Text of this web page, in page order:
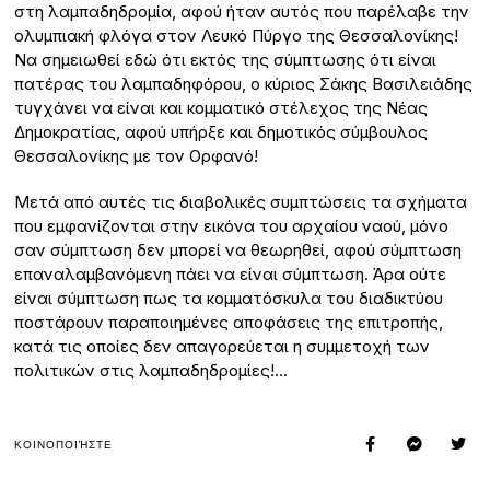
στη λαμπαδηδρομία, αφού ήταν αυτός που παρέλαβε την
ολυμπιακή φλόγα στον Λευκό Πύργο της Θεσσαλονίκης!
Να σημειωθεί εδώ ότι εκτός της σύμπτωσης ότι είναι
πατέρας του λαμπαδηφόρου, ο κύριος Σάκης Βασιλειάδης
τυγχάνει να είναι και κομματικό στέλεχος της Νέας
Δημοκρατίας, αφού υπήρξε και δημοτικός σύμβουλος
Θεσσαλονίκης με τον Ορφανό!
Μετά από αυτές τις διαβολικές συμπτώσεις τα σχήματα
που εμφανίζονται στην εικόνα του αρχαίου ναού, μόνο
σαν σύμπτωση δεν μπορεί να θεωρηθεί, αφού σύμπτωση
επαναλαμβανόμενη πάει να είναι σύμπτωση. Άρα ούτε
είναι σύμπτωση πως τα κομματόσκυλα του διαδικτύου
ποστάρουν παραποιημένες αποφάσεις της επιτροπής,
κατά τις οποίες δεν απαγορεύεται η συμμετοχή των
πολιτικών στις λαμπαδηδρομίες!…
ΚΟΙΝΟΠΟΙΉΣΤΕ